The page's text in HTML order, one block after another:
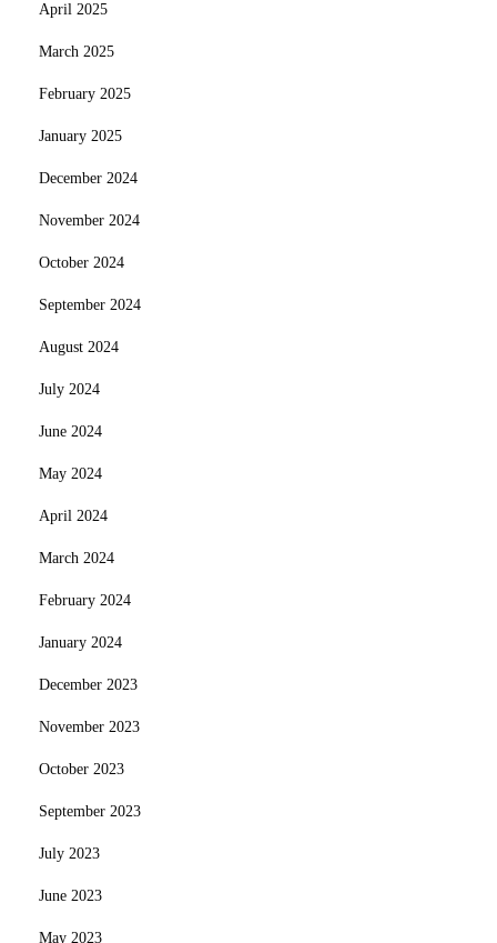
April 2025
March 2025
February 2025
January 2025
December 2024
November 2024
October 2024
September 2024
August 2024
July 2024
June 2024
May 2024
April 2024
March 2024
February 2024
January 2024
December 2023
November 2023
October 2023
September 2023
July 2023
June 2023
May 2023